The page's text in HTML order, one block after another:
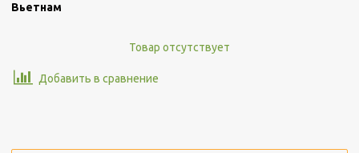
Вьетнам
Товар отсутствует
Добавить в сравнение